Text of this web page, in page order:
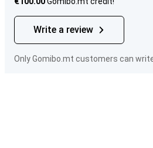
Write a review
Only Gomibo.mt customers can